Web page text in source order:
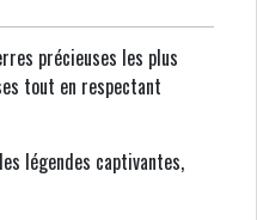
précieuses les plus
tout en respectant
légendes captivantes,